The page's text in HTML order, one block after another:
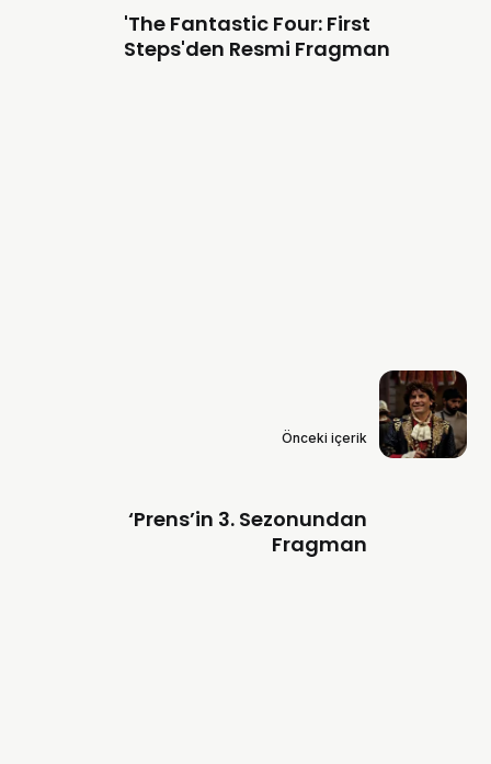
'The Fantastic Four: First
Steps'den Resmi Fragman
Önceki içerik
‘Prens’in 3. Sezonundan
Fragman